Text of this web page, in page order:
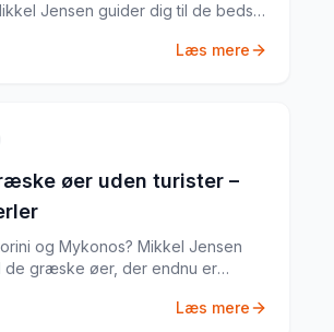
Jensen guider dig til de bedste
Læs mere
øer uden turister –
og Mykonos? Mikkel Jensen
de græske øer, der endnu er
hvad Grækenland var for enLæs mere